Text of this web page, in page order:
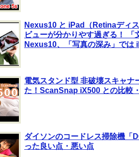
Nexus10 と iPad（Retinaディ
ビューが分かりやす過ぎる！ 「
Nexus10、「写真の深み」では
電気スタンド型 非破壊スキャ
た！ScanSnap iX500 との比較
ダイソンのコードレス掃除機「
った良い点・悪い点